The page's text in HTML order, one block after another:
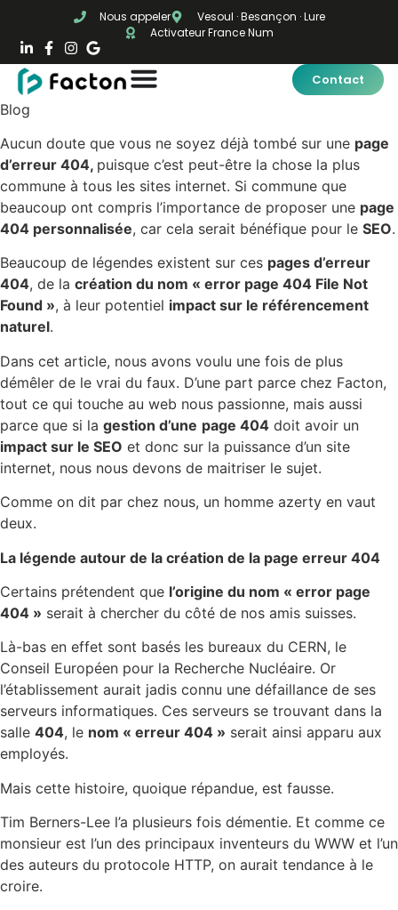
Nous appeler
Vesoul · Besançon · Lure
Activateur France Num
Contact
Blog
Aucun doute que vous ne soyez déjà tombé sur une page
d’erreur 404, puisque c’est peut-être la chose la plus
commune à tous les sites internet. Si commune que
beaucoup ont compris l’importance de proposer une page
404 personnalisée, car cela serait bénéfique pour le SEO.
Beaucoup de légendes existent sur ces pages d’erreur
404, de la création du nom « error page 404 File Not
Found », à leur potentiel impact sur le référencement
naturel.
Dans cet article, nous avons voulu une fois de plus
démêler de le vrai du faux. D’une part parce chez Facton,
tout ce qui touche au web nous passionne, mais aussi
parce que si la gestion d’une page 404 doit avoir un
impact sur le SEO et donc sur la puissance d’un site
internet, nous nous devons de maitriser le sujet.
Comme on dit par chez nous, un homme azerty en vaut
deux.
La légende autour de la création de la page erreur 404
Certains prétendent que l’origine du nom « error page
404 » serait à chercher du côté de nos amis suisses.
Là-bas en effet sont basés les bureaux du CERN, le
Conseil Européen pour la Recherche Nucléaire. Or
l’établissement aurait jadis connu une défaillance de ses
serveurs informatiques. Ces serveurs se trouvant dans la
salle 404, le nom « erreur 404 » serait ainsi apparu aux
employés.
Mais cette histoire, quoique répandue, est fausse.
Tim Berners-Lee l’a plusieurs fois démentie. Et comme ce
monsieur est l’un des principaux inventeurs du WWW et l’un
des auteurs du protocole HTTP, on aurait tendance à le
croire.